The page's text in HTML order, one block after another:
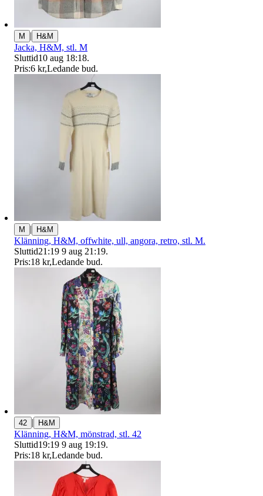
M | H&M
Jacka, H&M, stl. M
Sluttid10 aug 18:18.
Pris:6 kr,Ledande bud.
M | H&M
Klänning, H&M, offwhite, ull, angora, retro, stl. M.
Sluttid21:19 9 aug 21:19.
Pris:18 kr,Ledande bud.
42 | H&M
Klänning, H&M, mönstrad, stl. 42
Sluttid19:19 9 aug 19:19.
Pris:18 kr,Ledande bud.